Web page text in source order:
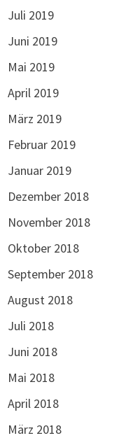
Juli 2019
Juni 2019
Mai 2019
April 2019
März 2019
Februar 2019
Januar 2019
Dezember 2018
November 2018
Oktober 2018
September 2018
August 2018
Juli 2018
Juni 2018
Mai 2018
April 2018
März 2018